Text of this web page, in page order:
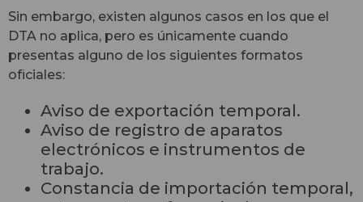
Sin embargo, existen algunos casos en los que el
DTA no aplica, pero es únicamente cuando
presentas alguno de los siguientes formatos
oficiales:
Aviso de exportación temporal.
Aviso de registro de aparatos
electrónicos e instrumentos de
trabajo.
Constancia de importación temporal,